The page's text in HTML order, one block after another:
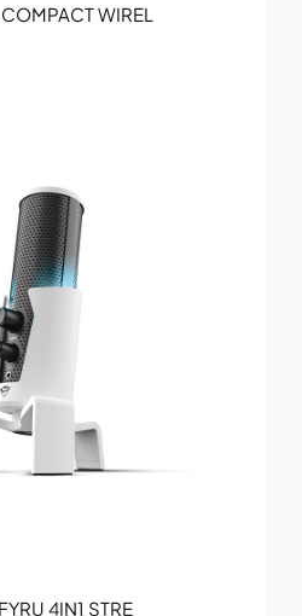
WIREL
4IN1 STRE